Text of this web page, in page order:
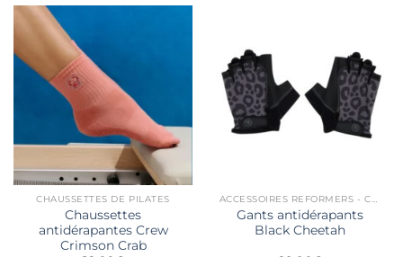
Les
options
peuvent
être
choisies
sur
la
page
du
produit
variations.
options
peuvent
être
page
du
CHAUSSETTES DE PILATES
Chaussettes
antidérapantes Crew
Crimson Crab
ACCESSOIRES REFORMERS - CHAIRS...
Gants antidérapants
Black Cheetah